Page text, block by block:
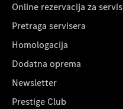
Online rezervacija za servis
Pretraga servisera
Homologacija
Dodatna oprema
Newsletter
Prestige Club